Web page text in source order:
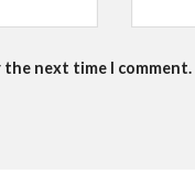
the next time I comment.